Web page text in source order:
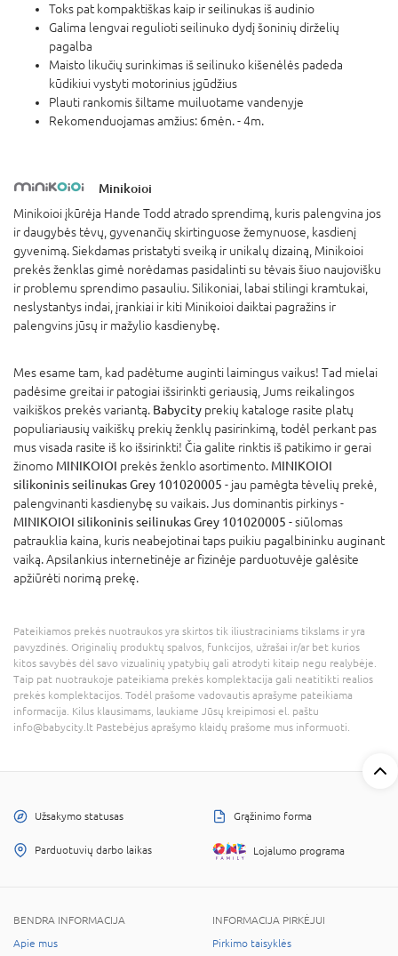
Toks pat kompaktiškas kaip ir seilinukas iš audinio
Galima lengvai regulioti seilinuko dydį šoninių dirželių
pagalba
Maisto likučių surinkimas iš seilinuko kišenėlės padeda
kūdikiui vystyti motorinius įgūdžius
Plauti rankomis šiltame muiluotame vandenyje
Rekomenduojamas amžius: 6mėn. - 4m.
Minikoioi
Minikoioi įkūrėja Hande Todd atrado sprendimą, kuris palengvina jos
ir daugybės tėvų, gyvenančių skirtinguose žemynuose, kasdienį
gyvenimą. Siekdamas pristatyti sveiką ir unikalų dizainą, Minikoioi
prekės ženklas gimė norėdamas pasidalinti su tėvais šiuo naujovišku
ir problemu sprendimo pasauliu. Silikoniai, labai stilingi kramtukai,
neslystantys indai, įrankiai ir kiti Minikoioi daiktai pagražins ir
palengvins jūsų ir mažylio kasdienybę.
Mes esame tam, kad padėtume auginti laimingus vaikus! Tad mielai
padėsime greitai ir patogiai išsirinkti geriausią, Jums reikalingos
vaikiškos prekės variantą. Babycity prekių kataloge rasite platų
populiariausių vaikiškų prekių ženklų pasirinkimą, todėl perkant pas
mus visada rasite iš ko išsirinkti! Čia galite rinktis iš patikimo ir gerai
žinomo MINIKOIOI prekės ženklo asortimento. MINIKOIOI
silikoninis seilinukas Grey 101020005 - jau pamėgta tėvelių prekė,
palengvinanti kasdienybę su vaikais. Jus dominantis pirkinys -
MINIKOIOI silikoninis seilinukas Grey 101020005 - siūlomas
patrauklia kaina, kuris neabejotinai taps puikiu pagalbininku auginant
vaiką. Apsilankius internetinėje ar fizinėje parduotuvėje galėsite
apžiūrėti norimą prekę.
Pateikiamos prekės nuotraukos yra skirtos tik iliustraciniams tikslams ir yra
pavyzdinės. Originalių produktų spalvos, funkcijos, užrašai ir/ar bet kurios
kitos savybės dėl savo vizualinių ypatybių gali atrodyti kitaip negu realybėje.
Taip pat nuotraukoje pateikiama prekės komplektacija gali neatitikti realios
prekės komplektacijos. Todėl prašome vadovautis aprašyme pateikiama
informacija. Kilus klausimams, laukiame Jūsų kreipimosi el. paštu
info@babycity.lt Pastebėjus aprašymo klaidų prašome mus informuoti.
Užsakymo statusas Grąžinimo forma
Parduotuvių darbo laikas Lojalumo programa
BENDRA INFORMACIJA
Apie mus
INFORMACIJA PIRKĖJUI
Pirkimo taisyklės